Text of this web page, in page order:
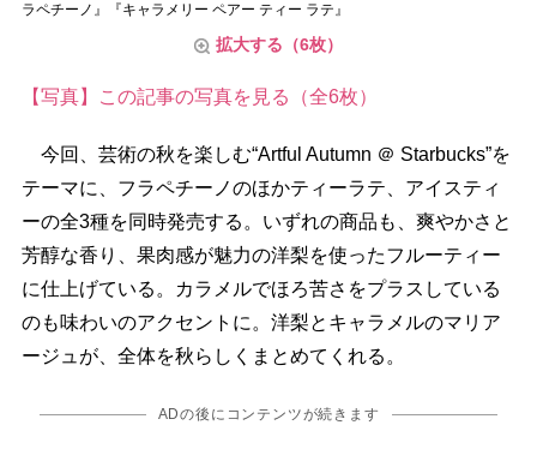
ラペチーノ』『キャラメリー ペアー ティー ラテ』
拡大する（6枚）
【写真】この記事の写真を見る（全6枚）
今回、芸術の秋を楽しむ“Artful Autumn ＠ Starbucks”を
テーマに、フラペチーノのほかティーラテ、アイスティ
ーの全3種を同時発売する。いずれの商品も、爽やかさと
芳醇な香り、果肉感が魅力の洋梨を使ったフルーティー
に仕上げている。カラメルでほろ苦さをプラスしている
のも味わいのアクセントに。洋梨とキャラメルのマリア
ージュが、全体を秋らしくまとめてくれる。
ADの後にコンテンツが続きます